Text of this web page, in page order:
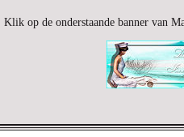
Klik op de onderstaande banner van